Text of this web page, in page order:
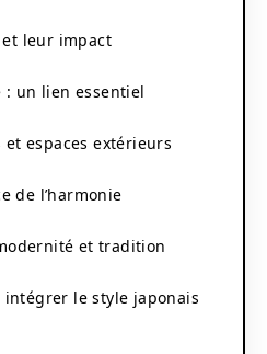
et leur impact
un lien essentiel
espaces extérieurs
de l’harmonie
et tradition
le style japonais